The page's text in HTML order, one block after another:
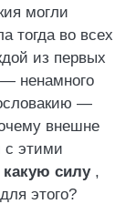
могли
тогда во всех
из первых
ненамного
—
внешне
с этими
какую силу,
этого?